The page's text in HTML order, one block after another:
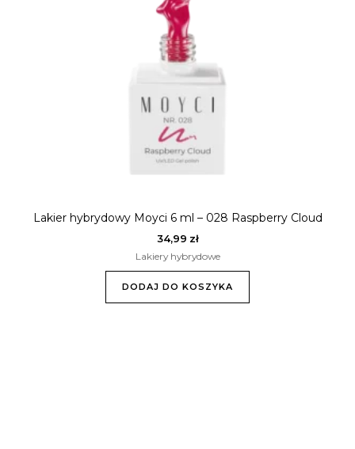
Lakier hybrydowy Moyci 6 ml – 028 Raspberry Cloud
34,99 zł
Lakiery hybrydowe
DODAJ DO KOSZYKA